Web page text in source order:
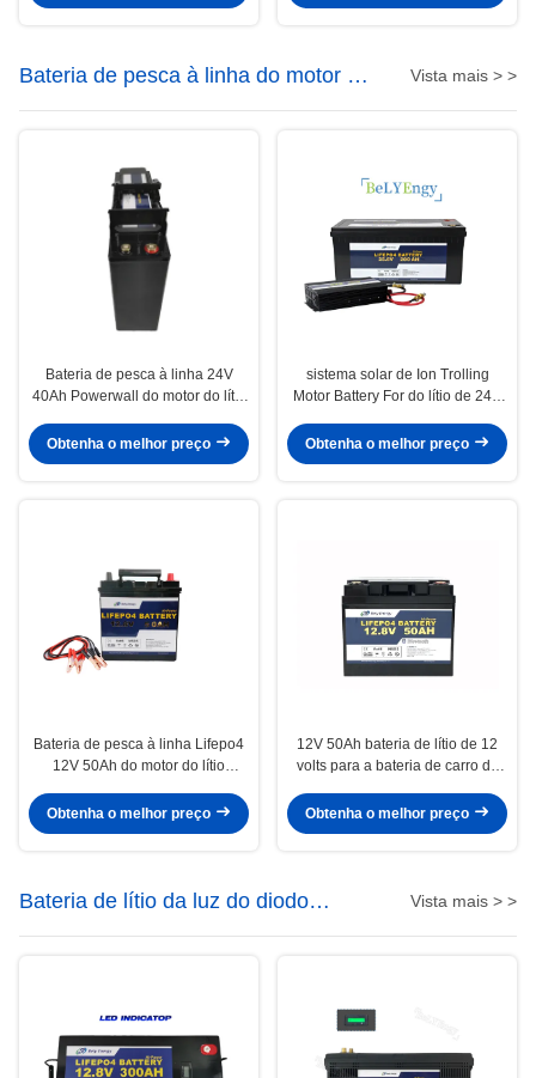
Bateria de pesca à linha do motor do
lítio
Vista mais > >
Bateria de pesca à linha 24V
40Ah Powerwall do motor do lítio
Obtenha o melhor preço
sistema solar de Ion Trolling
Motor Battery For do lítio de 24V
Obtenha o melhor preço
Bateria de pesca à linha Lifepo4
12V 50Ah do motor do lítio
Obtenha o melhor preço
12V 50Ah bateria de lítio de 12
volts para a bateria de carro de
de Bluetooth do motor
Obtenha o melhor preço
Bateria de lítio da luz do diodo
emissor de luz
Vista mais > >